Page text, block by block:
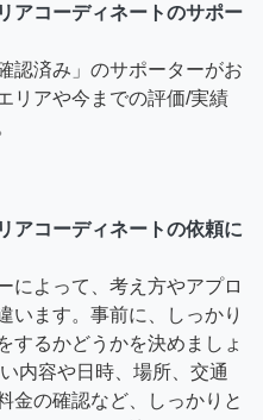
アコーディネートのサポー
認済み」のサポーターがお
リアや今までの評価/実績
アコーディネートの依頼に
によって、考え方やアプロ
います。事前に、しっかり
するかどうかを決めましょ
内容や日時、場所、交通
金の確認など、しっかりと